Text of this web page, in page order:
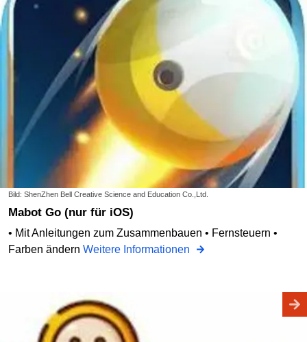
Bild: ShenZhen Bell Creative Science and Education Co.,Ltd.
Mabot Go (nur für iOS)
• Mit Anleitungen zum Zusammenbauen • Fernsteuern •
Farben ändern Weitere Informationen